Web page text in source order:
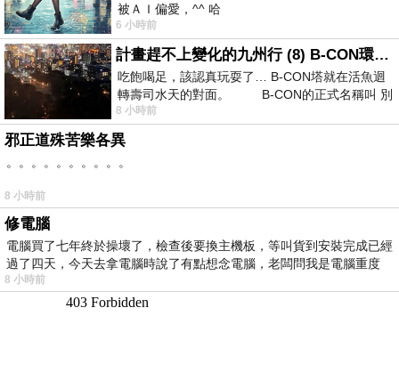
被ＡＩ偏愛，^^ 哈
6 小時前
計畫趕不上變化的九州行 (8) B-CON環球塔
吃飽喝足，該認真玩耍了… B-CON塔就在活魚迴
轉壽司水天的對面。 B-CON的正式名稱叫 別
8 小時前
邪正道殊苦樂各異
。。。。。。。。。。
8 小時前
修電腦
電腦買了七年終於操壞了，檢查後要換主機板，等叫貨到安裝完成已經
過了四天，今天去拿電腦時說了有點想念電腦，老闆問我是電腦重度
8 小時前